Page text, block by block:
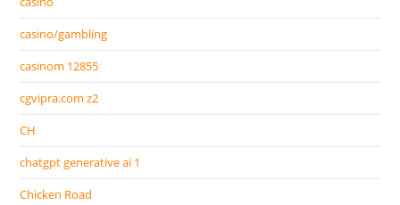
casino/gambling
casinom 12855
cgvipra.com z2
CH
chatgpt generative ai 1
Chicken Road